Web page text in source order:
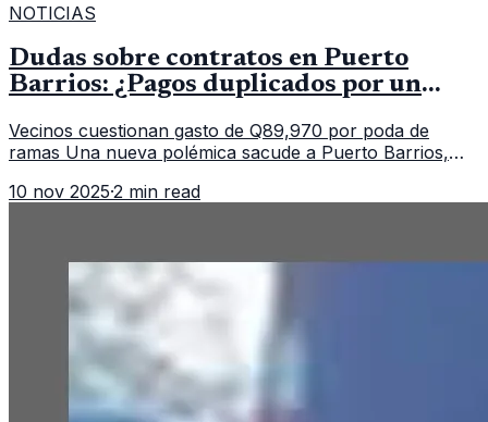
NOTICIAS
Dudas sobre contratos en Puerto
Barrios: ¿Pagos duplicados por un
Vecinos cuestionan gasto de Q89,970 por poda de
ramas Una nueva polémica sacude a Puerto Barrios,
municipal que asigna casi Q90 mi
10 nov 2025·2 min read